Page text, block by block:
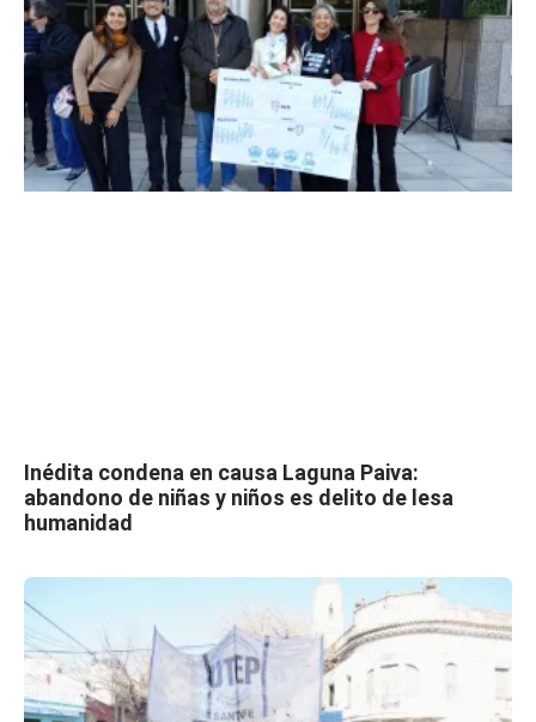
Inédita condena en causa Laguna Paiva:
abandono de niñas y niños es delito de lesa
humanidad